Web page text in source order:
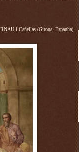
i Cañellas (Girona, Espanha)